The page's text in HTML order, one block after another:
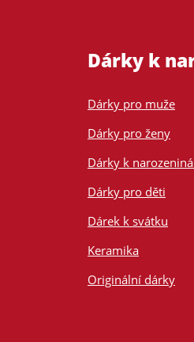
Dárky k
Dárky pro muže
Dárky pro ženy
Dárky k
Dárky pro děti
Dárek k svátku
Keramika
Originální dárky